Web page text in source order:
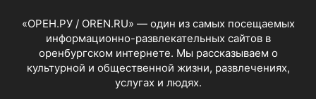
«ОРЕН.РУ / OREN.RU» — один из самых посещаемых
информационно-развлекательных сайтов в
оренбургском интернете. Мы рассказываем о
культурной и общественной жизни, развлечениях,
услугах и людях.